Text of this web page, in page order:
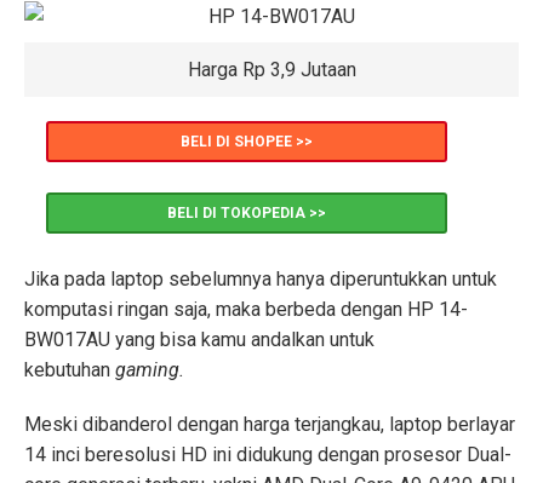
Harga Rp 3,9 Jutaan
BELI DI SHOPEE >>
BELI DI TOKOPEDIA >>
Jika pada laptop sebelumnya hanya diperuntukkan untuk
komputasi ringan saja, maka berbeda dengan HP 14-
BW017AU yang bisa kamu andalkan untuk
kebutuhan gaming.
Meski dibanderol dengan harga terjangkau, laptop berlayar
14 inci beresolusi HD ini didukung dengan prosesor Dual-